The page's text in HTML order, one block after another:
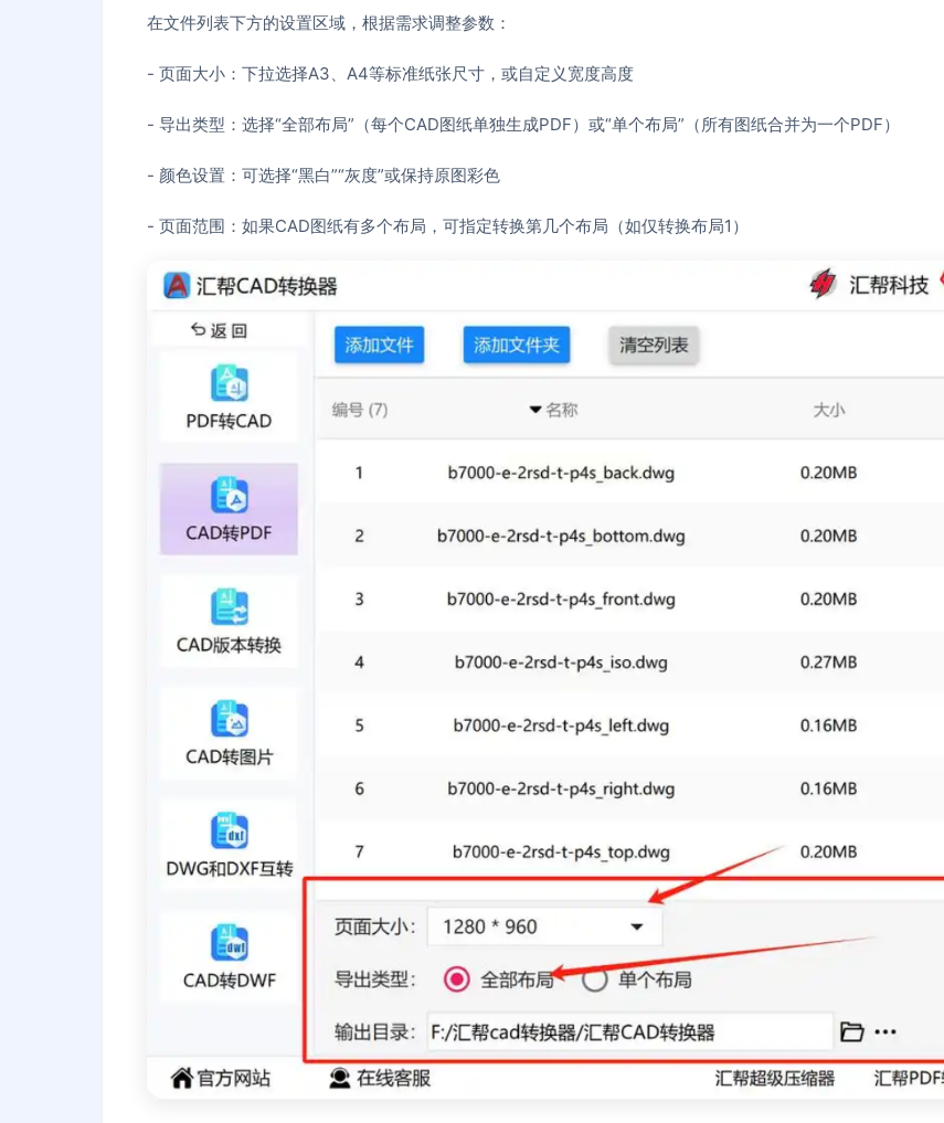
在文件列表下方的设置区域，根据需求调整参数：
- 页面大小：下拉选择A3、A4等标准纸张尺寸，或自定义宽度高度
- 导出类型：选择“全部布局”（每个CAD图纸单独生成PDF）或“单个布局”（所有图纸合并为一个PDF）
- 颜色设置：可选择“黑白”“灰度”或保持原图彩色
- 页面范围：如果CAD图纸有多个布局，可指定转换第几个布局（如仅转换布局1）